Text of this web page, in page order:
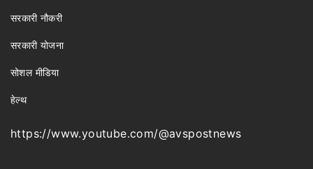
सरकारी नौकरी
सरकारी योजना
सोशल मीडिया
हेल्थ
https://www.youtube.com/@avspostnews